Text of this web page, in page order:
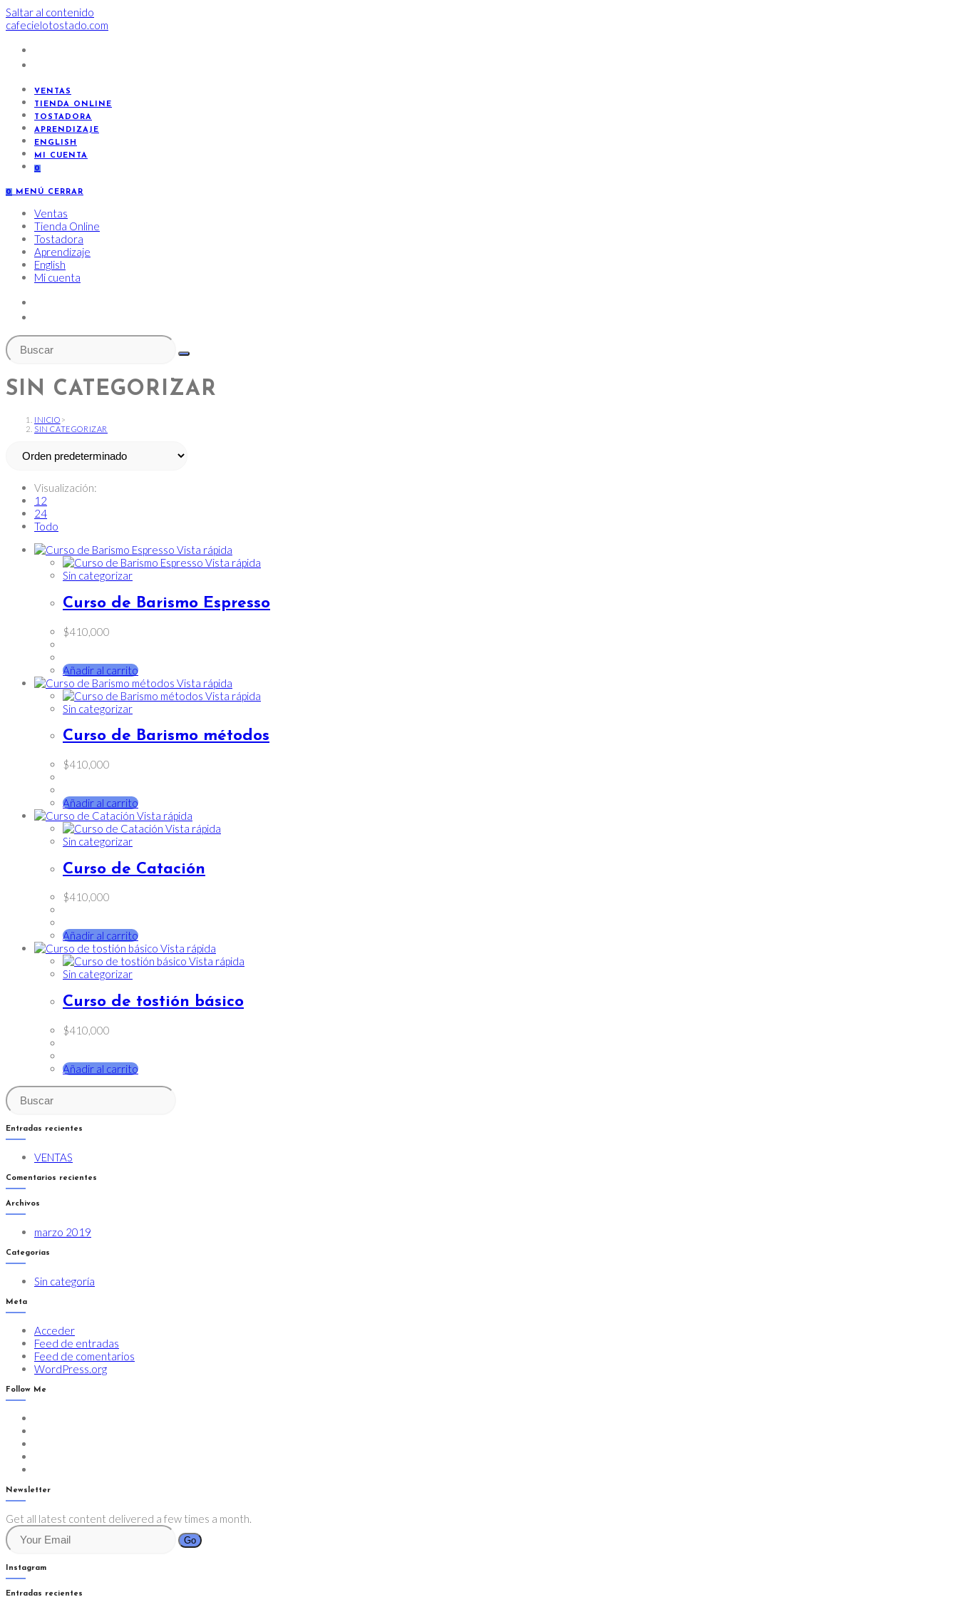
Saltar al contenido
cafecielotostado.com
VENTAS
TIENDA ONLINE
TOSTADORA
APRENDIZAJE
ENGLISH
MI CUENTA
0
0 MENÚ CERRAR
Ventas
Tienda Online
Tostadora
Aprendizaje
English
Mi cuenta
SIN CATEGORIZAR
INICIO >
SIN CATEGORIZAR
Visualización:
12
24
Todo
Vista rápida
Vista rápida
Sin categorizar
Curso de Barismo Espresso
$410,000
Añadir al carrito
Vista rápida
Vista rápida
Sin categorizar
Curso de Barismo métodos
$410,000
Añadir al carrito
Vista rápida
Vista rápida
Sin categorizar
Curso de Catación
$410,000
Añadir al carrito
Vista rápida
Vista rápida
Sin categorizar
Curso de tostión básico
$410,000
Añadir al carrito
Entradas recientes
VENTAS
Comentarios recientes
Archivos
marzo 2019
Categorías
Sin categoría
Meta
Acceder
Feed de entradas
Feed de comentarios
WordPress.org
Follow Me
Newsletter
Get all latest content delivered a few times a month.
Go
Instagram
Entradas recientes